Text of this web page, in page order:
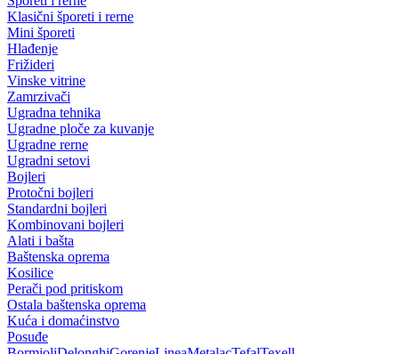
Klasični šporeti i rerne
Mini šporeti
Hlađenje
Frižideri
Vinske vitrine
Zamrzivači
Ugradna tehnika
Ugradne ploče za kuvanje
Ugradne rerne
Ugradni setovi
Bojleri
Protočni bojleri
Standardni bojleri
Kombinovani bojleri
Alati i bašta
Baštenska oprema
Kosilice
Perači pod pritiskom
Ostala baštenska oprema
Kuća i domaćinstvo
Posuđe